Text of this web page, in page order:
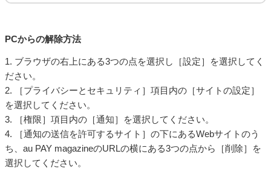
PCからの解除方法
1. ブラウザの右上にある3つの点を選択し［設定］を選択してく
ださい。
2. ［プライバシーとセキュリティ］項目内の［サイトの設定］
を選択してください。
3. ［権限］項目内の［通知］を選択してください。
4. ［通知の送信を許可するサイト］の下にあるWebサイトのう
ち、au PAY magazineのURLの横にある3つの点から［削除］を
選択してください。